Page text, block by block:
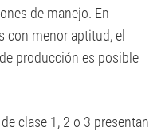
de manejo. En
con menor aptitud, el
producción es posible
clase 1, 2 o 3 presentan